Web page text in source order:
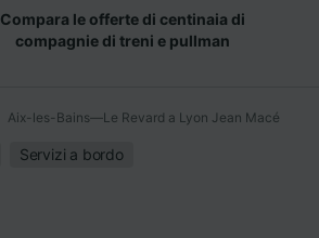
Compara le offerte di centinaia di
compagnie di treni e pullman
Aix-les-Bains—Le Revard a Lyon Jean Macé
Servizi a bordo